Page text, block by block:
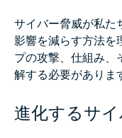
サイバー脅威が私た
影響を減らす方法を
プの攻撃、仕組み、
解する必要がありま
進化するサ